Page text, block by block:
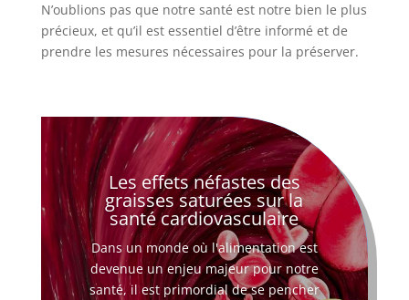
N’oublions pas que notre santé est notre bien le plus
précieux, et qu’il est essentiel d’être informé et de
prendre les mesures nécessaires pour la préserver.
Les effets néfastes des
graisses saturées sur la
santé cardiovasculaire
Dans un monde où l'alimentation est
devenue un enjeu majeur pour notre
santé, il est primordial de se pencher